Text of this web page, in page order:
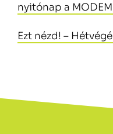
nyitónap a
Ezt nézd! –